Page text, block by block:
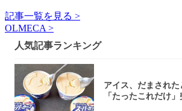
記事一覧を見る >
OLMECA >
人気記事ランキング
アイス、だまされ
「たったこれだけ